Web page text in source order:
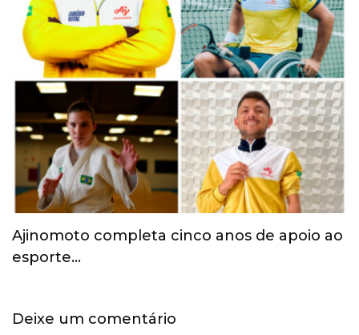
Paris 2024: Atletas brasileiros começam a
chegar à…
Deixe um comentário